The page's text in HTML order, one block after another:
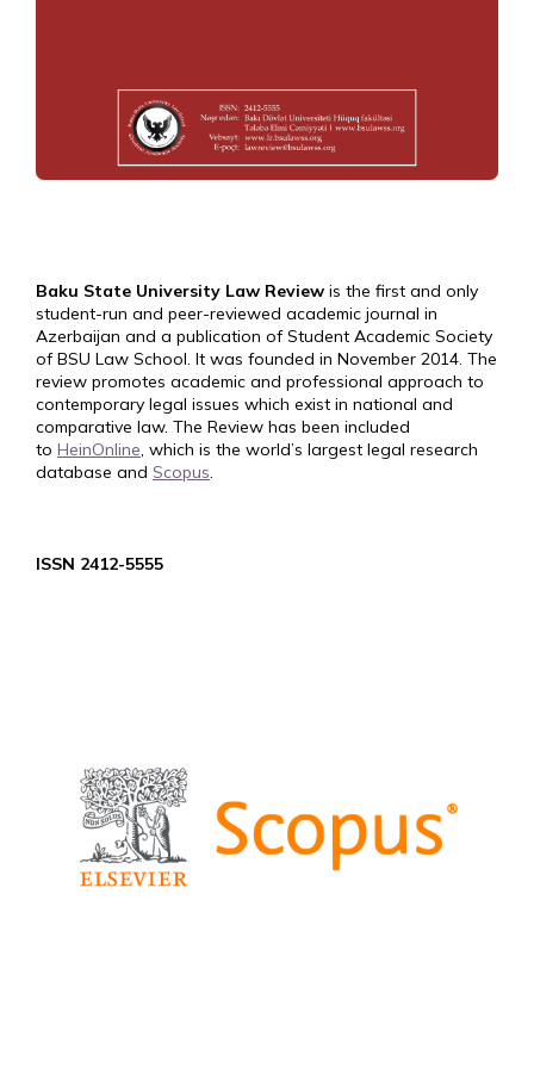
Baku State University Law Review is the first and only
student-run and peer-reviewed academic journal in
Azerbaijan and a publication of Student Academic Society
of BSU Law School. It was founded in November 2014. The
review promotes academic and professional approach to
contemporary legal issues which exist in national and
comparative law. The Review has been included
to HeinOnline, which is the world’s largest legal research
database and Scopus.
ISSN 2412-5555